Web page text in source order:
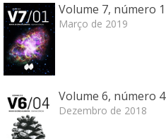
Volume 7, número 1
Março de 2019
Volume 6, número 4
Dezembro de 2018